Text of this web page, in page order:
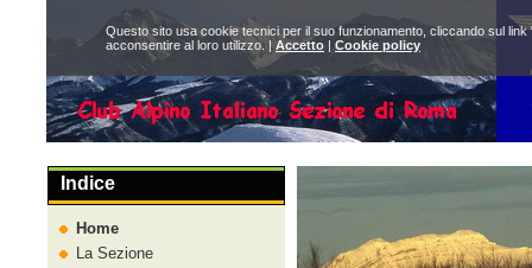
Indice
Home
La Sezione
Questo sito usa cookie tecnici per il suo funzionamento, cliccando sul
acconsentire al loro utilizzo. |Accetto | Cookie policy